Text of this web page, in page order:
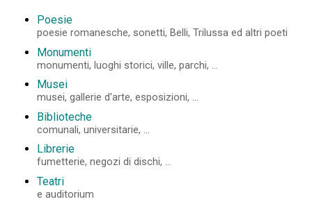
Poesie
poesie romanesche, sonetti, Belli, Trilussa ed altri poeti
Monumenti
monumenti, luoghi storici, ville, parchi, ...
Musei
musei, gallerie d'arte, esposizioni, ...
Biblioteche
comunali, universitarie, ...
Librerie
fumetterie, negozi di dischi, ...
Teatri
e auditorium